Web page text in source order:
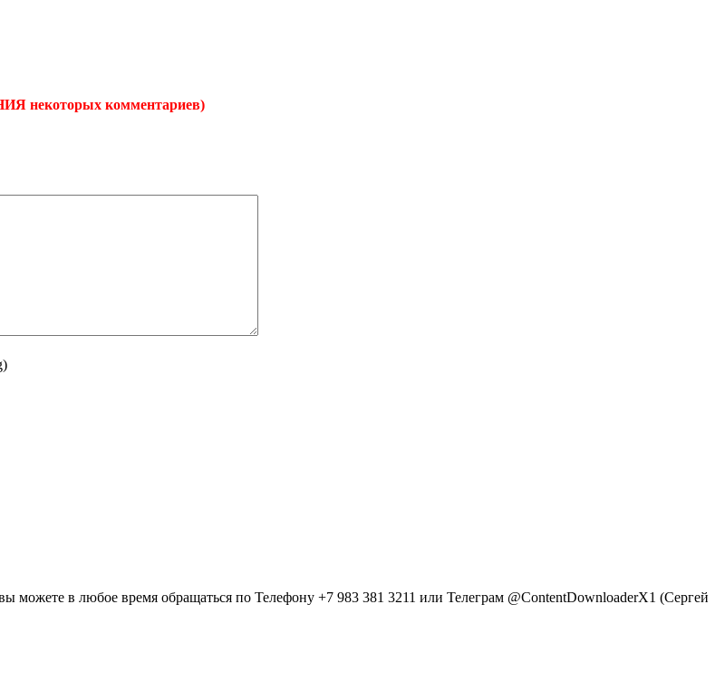
некоторых комментариев)
в любое время обращаться по Телефону +7 983 381 3211 или Телеграм @ContentDownloaderX1 (Сергей